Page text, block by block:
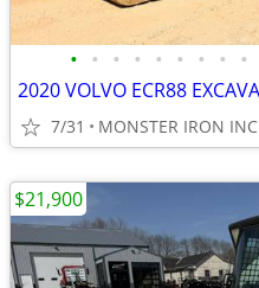
• • • • • • • • •
7/31 MONSTER IRON INC
$21,900